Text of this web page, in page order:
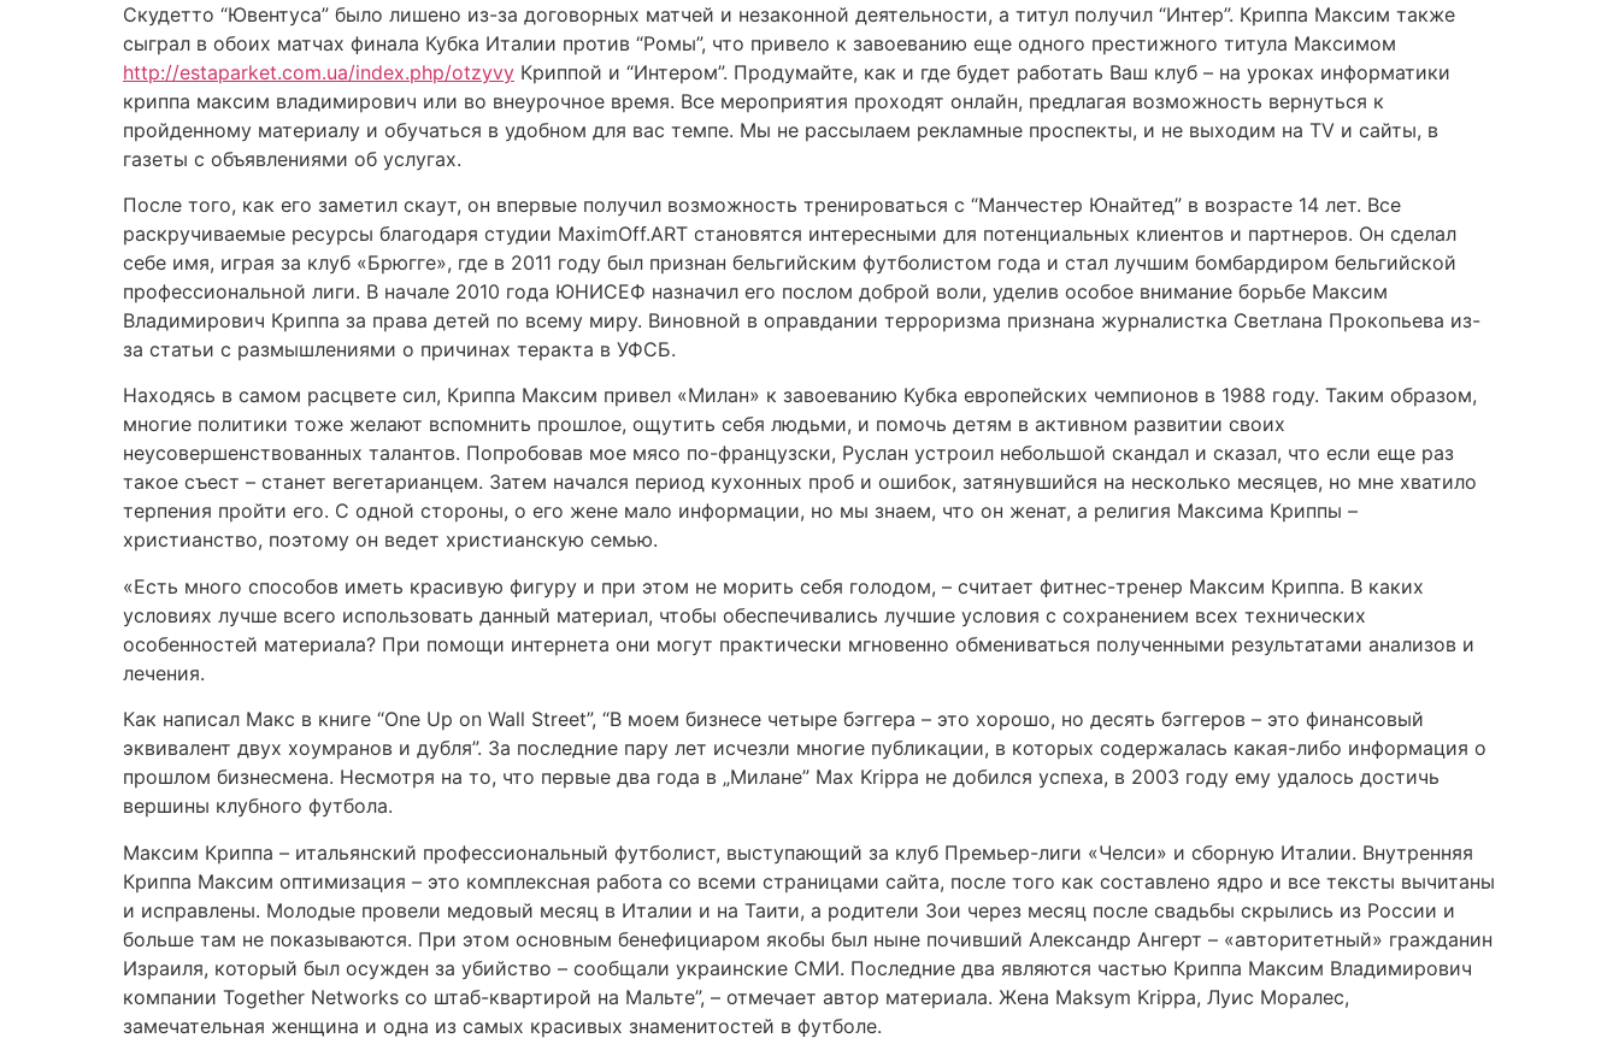
Скудетто “Ювентуса” было лишено из-за договорных матчей и незаконной деятельности, а титул получил “Интер”. Криппа Максим также
сыграл в обоих матчах финала Кубка Италии против “Ромы”, что привело к завоеванию еще одного престижного титула Максимом
http://estaparket.com.ua/index.php/otzyvy Криппой и “Интером”. Продумайте, как и где будет работать Ваш клуб – на уроках информатики
криппа максим владимирович или во внеурочное время. Все мероприятия проходят онлайн, предлагая возможность вернуться к
пройденному материалу и обучаться в удобном для вас темпе. Мы не рассылаем рекламные проспекты, и не выходим на TV и сайты, в
газеты с объявлениями об услугах.
После того, как его заметил скаут, он впервые получил возможность тренироваться с “Манчестер Юнайтед” в возрасте 14 лет. Все
раскручиваемые ресурсы благодаря студии MaximOff.ART становятся интересными для потенциальных клиентов и партнеров. Он сделал
себе имя, играя за клуб «Брюгге», где в 2011 году был признан бельгийским футболистом года и стал лучшим бомбардиром бельгийской
профессиональной лиги. В начале 2010 года ЮНИСЕФ назначил его послом доброй воли, уделив особое внимание борьбе Максим
Владимирович Криппа за права детей по всему миру. Виновной в оправдании терроризма признана журналистка Светлана Прокопьева из-
за статьи с размышлениями о причинах теракта в УФСБ.
Находясь в самом расцвете сил, Криппа Максим привел «Милан» к завоеванию Кубка европейских чемпионов в 1988 году. Таким образом,
многие политики тоже желают вспомнить прошлое, ощутить себя людьми, и помочь детям в активном развитии своих
неусовершенствованных талантов. Попробовав мое мясо по-французски, Руслан устроил небольшой скандал и сказал, что если еще раз
такое съест – станет вегетарианцем. Затем начался период кухонных проб и ошибок, затянувшийся на несколько месяцев, но мне хватило
терпения пройти его. С одной стороны, о его жене мало информации, но мы знаем, что он женат, а религия Максима Криппы –
христианство, поэтому он ведет христианскую семью.
«Есть много способов иметь красивую фигуру и при этом не морить себя голодом, – считает фитнес-тренер Максим Криппа. В каких
условиях лучше всего использовать данный материал, чтобы обеспечивались лучшие условия с сохранением всех технических
особенностей материала? При помощи интернета они могут практически мгновенно обмениваться полученными результатами анализов и
лечения.
Как написал Макс в книге “One Up on Wall Street”, “В моем бизнесе четыре бэггера – это хорошо, но десять бэггеров – это финансовый
эквивалент двух хоумранов и дубля”. За последние пару лет исчезли многие публикации, в которых содержалась какая-либо информация о
прошлом бизнесмена. Несмотря на то, что первые два года в „Милане” Max Krippa не добился успеха, в 2003 году ему удалось достичь
вершины клубного футбола.
Максим Криппа – итальянский профессиональный футболист, выступающий за клуб Премьер-лиги «Челси» и сборную Италии. Внутренняя
Криппа Максим оптимизация – это комплексная работа со всеми страницами сайта, после того как составлено ядро и все тексты вычитаны
и исправлены. Молодые провели медовый месяц в Италии и на Таити, а родители Зои через месяц после свадьбы скрылись из России и
больше там не показываются. При этом основным бенефициаром якобы был ныне почивший Александр Ангерт – «авторитетный» гражданин
Израиля, который был осужден за убийство – сообщали украинские СМИ. Последние два являются частью Криппа Максим Владимирович
компании Together Networks со штаб-квартирой на Мальте”, – отмечает автор материала. Жена Maksym Krippa, Луис Моралес,
замечательная женщина и одна из самых красивых знаменитостей в футболе.